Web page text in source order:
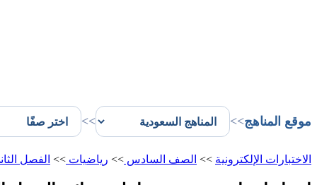
موقع المناهج>>
>>
الاختبارات الإلكترونية >> الصف السادس >> رياضيات >> الفصل